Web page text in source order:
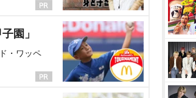
園」
・ワッペ